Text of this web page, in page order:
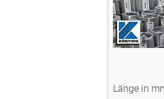
Länge in